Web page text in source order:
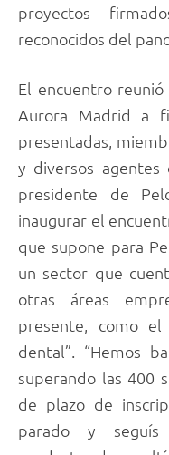
proyectos
reconocidos del
El encuentro
Aurora Madrid a
presentadas,
y diversos agentes
presidente de
inaugurar el
que supone para
un sector que
otras áreas
presente, como
dental”. “Hemos
superando las 400
de plazo de
parado y seguís